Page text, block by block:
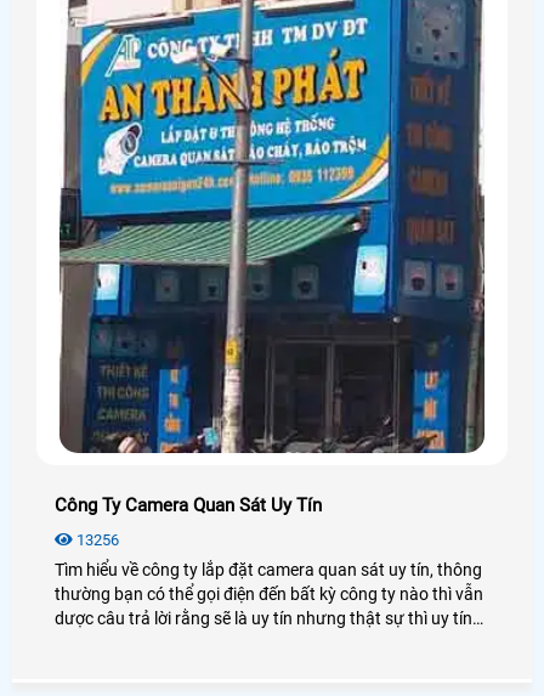
Công Ty Camera Quan Sát Uy Tín
13256
Tìm hiểu về công ty lắp đặt camera quan sát uy tín, thông
thường bạn có thể gọi điện đến bất kỳ công ty nào thì vẫn
dược câu trả lời rằng sẽ là uy tín nhưng thật sự thì uy tín